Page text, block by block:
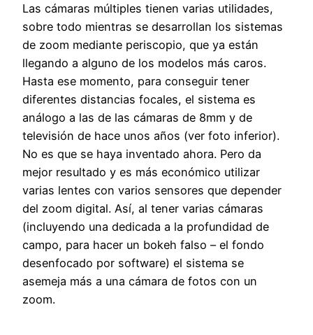
Las cámaras múltiples tienen varias utilidades,
sobre todo mientras se desarrollan los sistemas
de zoom mediante periscopio, que ya están
llegando a alguno de los modelos más caros.
Hasta ese momento, para conseguir tener
diferentes distancias focales, el sistema es
análogo a las de las cámaras de 8mm y de
televisión de hace unos años (ver foto inferior).
No es que se haya inventado ahora. Pero da
mejor resultado y es más económico utilizar
varias lentes con varios sensores que depender
del zoom digital. Así, al tener varias cámaras
(incluyendo una dedicada a la profundidad de
campo, para hacer un bokeh falso – el fondo
desenfocado por software) el sistema se
asemeja más a una cámara de fotos con un
zoom.